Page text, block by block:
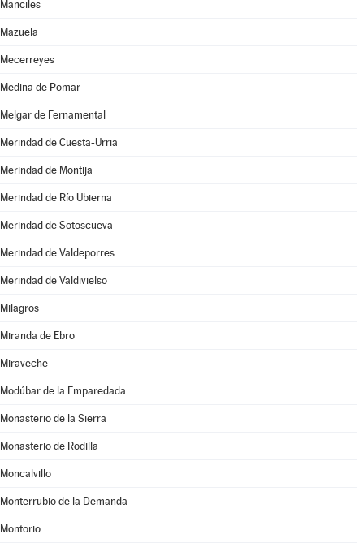
Manciles
Mazuela
Mecerreyes
Medina de Pomar
Melgar de Fernamental
Merindad de Cuesta-Urria
Merindad de Montija
Merindad de Río Ubierna
Merindad de Sotoscueva
Merindad de Valdeporres
Merindad de Valdivielso
Milagros
Miranda de Ebro
Miraveche
Modúbar de la Emparedada
Monasterio de la Sierra
Monasterio de Rodilla
Moncalvillo
Monterrubio de la Demanda
Montorio